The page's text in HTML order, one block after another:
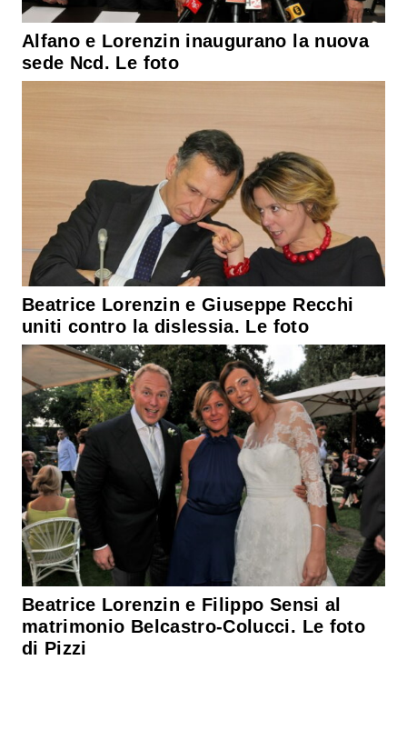
Alfano e Lorenzin inaugurano la nuova
sede Ncd. Le foto
Beatrice Lorenzin e Giuseppe Recchi
uniti contro la dislessia. Le foto
Beatrice Lorenzin e Filippo Sensi al
matrimonio Belcastro-Colucci. Le foto
di Pizzi